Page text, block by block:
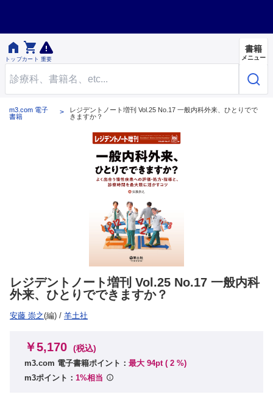

トップ

カート 重要
書籍
メニュー
m3.com 電子
書籍
レジデントノート増刊 Vol.25 No.17 一般内科外来、ひとりでで
きますか？
レジデントノート増刊 Vol.25 No.17 一般内科
外来、ひとりでできますか？
安藤 崇之(編) / 羊土社
￥5,170 (税込)
m3.com 電子書籍ポイント： 最大 94pt ( 2 %)
m3ポイント： 1%相当